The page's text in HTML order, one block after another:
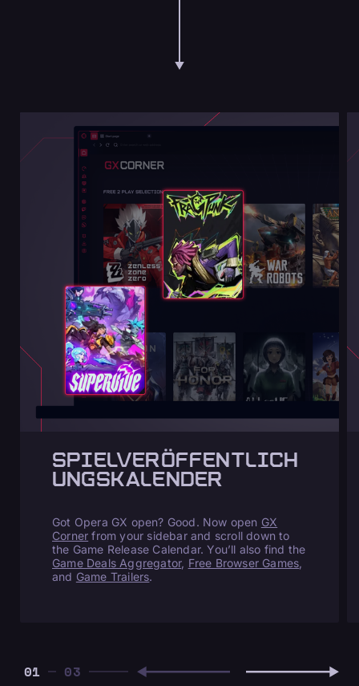
SPIELVERÖFFENTLICH
UNGSKALENDER
Got Opera GX open? Good. Now open GX
Corner from your sidebar and scroll down to
the Game Release Calendar. You’ll also find the
Game Deals Aggregator, Free Browser Games
and Game Trailers.
01